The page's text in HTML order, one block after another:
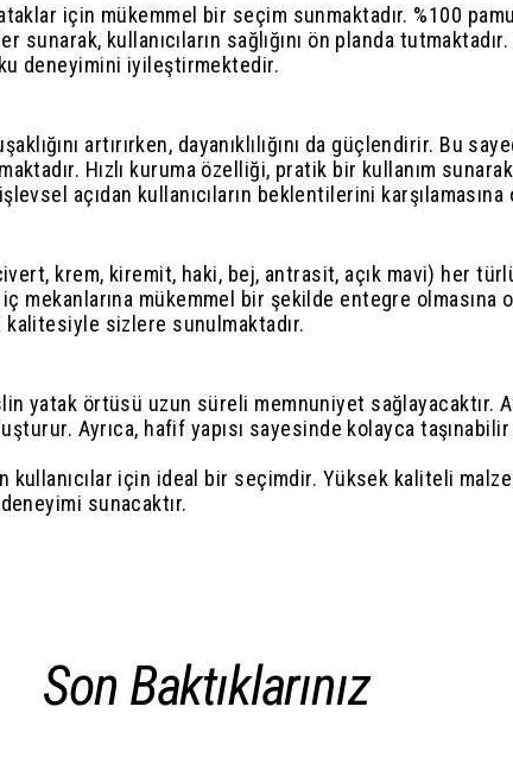
için mükemmel bir seçim sunmaktadır. %100
kullanıcıların sağlığını ön planda
deneyimini iyileştirmektedir.
artırırken, dayanıklılığını da güçlendirir. Bu
Hızlı kuruma özelliği, pratik bir kullanım
açıdan kullanıcıların beklentilerini karşılamasına
krem, kiremit, haki, bej, antrasit, açık mavi) her
mekanlarına mükemmel bir şekilde entegre olmasına
kalitesiyle sizlere sunulmaktadır.
yatak örtüsü uzun süreli memnuniyet
Ayrıca, hafif yapısı sayesinde kolayca
için ideal bir seçimdir. Yüksek kaliteli
sunacaktır.
Son Baktıklarınız